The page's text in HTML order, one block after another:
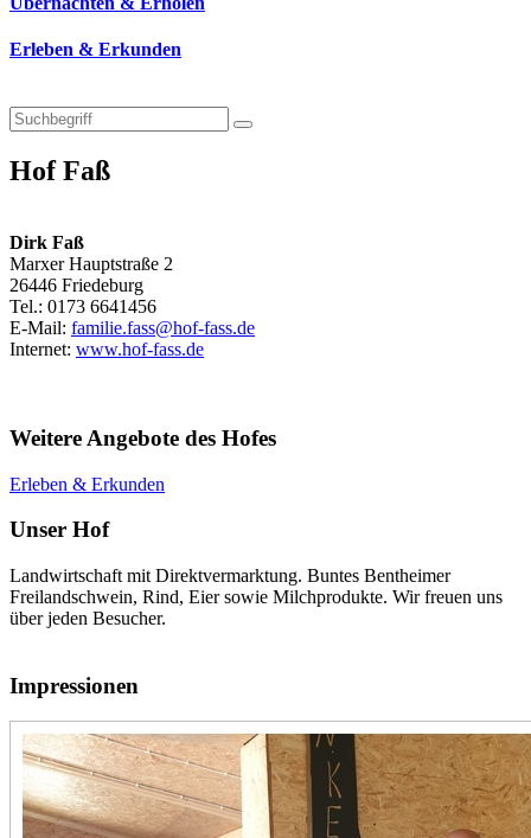
Erleben & Erkunden
Hof Faß
Dirk Faß
Marxer Hauptstraße 2
26446 Friedeburg
Tel.: 0173 6641456
E-Mail: familie.fass@hof-fass.de
Internet: www.hof-fass.de
Weitere Angebote des Hofes
Erleben & Erkunden
Unser Hof
Landwirtschaft mit Direktvermarktung. Buntes Bentheimer
Freilandschwein, Rind, Eier sowie Milchprodukte. Wir freuen uns
über jeden Besucher.
Impressionen